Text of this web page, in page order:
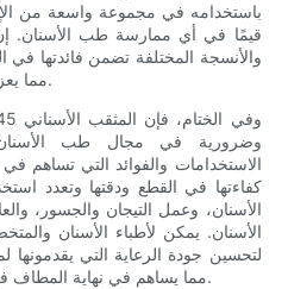
باستخدامه في مجموعة واسعة من
قيمًا في أي ممارسة طب الأسنان. إن
والأنسجة المختلفة تضمن فائدتها في
مما يعزز كفاءة وفعالية العلاجات السنية.
وضرورية في مجال طب
الاستخدامات والفوائد التي تساهم
كفاءتها في القطع ودقتها وتعدد
الأسنان، وعمل التيجان والجسور،
الأسنان. يمكن لأطباء الأسنان
مما يساهم في نهاية المطاف في تحقيق نتائج أفضل لصحة الفم.